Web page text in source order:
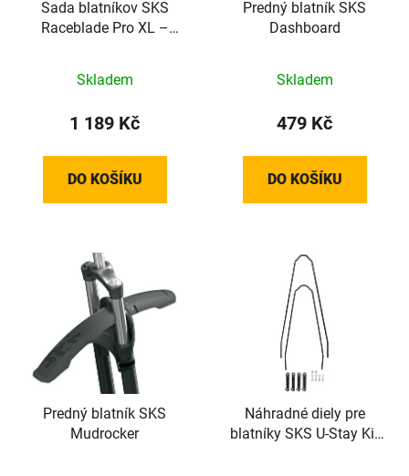
Sada blatníkov SKS
Raceblade Pro XL –
Skladem
1 189 Kč
DO KOŠÍKU
Predný blatník SKS
Dashboard
Skladem
479 Kč
DO KOŠÍKU
Predný blatník SKS
Mudrocker
Náhradné diely pre
blatníky SKS U-Stay Kit